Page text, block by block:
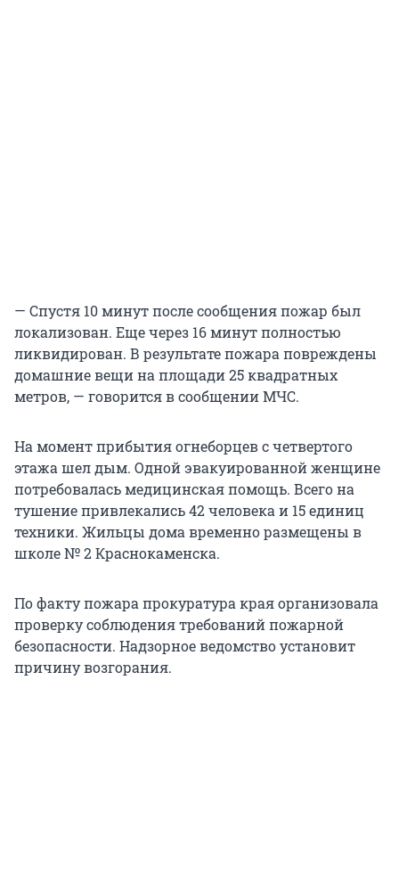
— Спустя 10 минут после сообщения пожар был
локализован. Еще через 16 минут полностью
ликвидирован. В результате пожара повреждены
домашние вещи на площади 25 квадратных
метров, — говорится в сообщении МЧС.
На момент прибытия огнеборцев с четвертого
этажа шел дым. Одной эвакуированной женщине
потребовалась медицинская помощь. Всего на
тушение привлекались 42 человека и 15 единиц
техники. Жильцы дома временно размещены в
школе № 2 Краснокаменска.
По факту пожара прокуратура края организовала
проверку соблюдения требований пожарной
безопасности. Надзорное ведомство установит
причину возгорания.